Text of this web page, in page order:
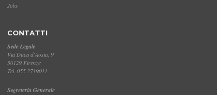
Jobs
CONTATTI
Sede Legale
Via Duca d'Aosta, 9
50129 Firenze
Tel. 055 2719011
Segreteria Generale